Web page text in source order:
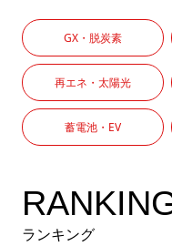
GX・脱炭素
再エネ・太陽光
蓄電池・EV
ランキング